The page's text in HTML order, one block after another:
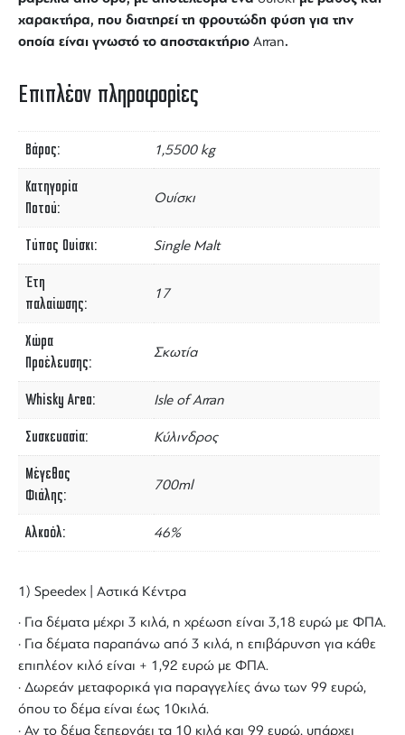
χαρακτήρα, που διατηρεί τη φρουτώδη φύση για την
οποία είναι γνωστό το αποστακτήριο Arran.
Επιπλέον πληροφορίες
Βάρος 1,5500 kg
Κατηγορία
Ποτού
Ουίσκι
Τύπος Ουίσκι Single Malt
Έτη
παλαίωσης
17
Χώρα
Προέλευσης
Σκωτία
Whisky Area Isle of Arran
Συσκευασία Κύλινδρος
Μέγεθος
Φιάλης
700ml
Αλκοόλ 46%
1) Speedex | Αστικά Κέντρα
· Για δέματα μέχρι 3 κιλά, η χρέωση είναι 3,18 ευρώ με ΦΠΑ.
· Για δέματα παραπάνω από 3 κιλά, η επιβάρυνση για κάθε
επιπλέον κιλό είναι + 1,92 ευρώ με ΦΠΑ.
· Δωρεάν μεταφορικά για παραγγελίες άνω των 99 ευρώ,
όπου το δέμα είναι έως 10κιλά.
· Αν το δέμα ξεπερνάει τα 10 κιλά και 99 ευρώ, υπάρχει